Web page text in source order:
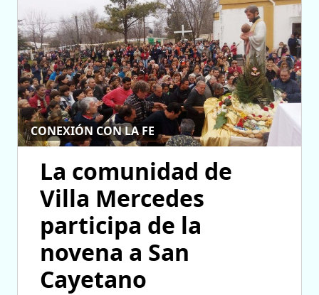
CONEXIÓN CON LA FE
La comunidad de
Villa Mercedes
participa de la
novena a San
Cayetano